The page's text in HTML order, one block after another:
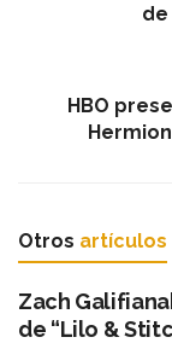
de
HBO
Otros artículos
Zach
de “Lilo &